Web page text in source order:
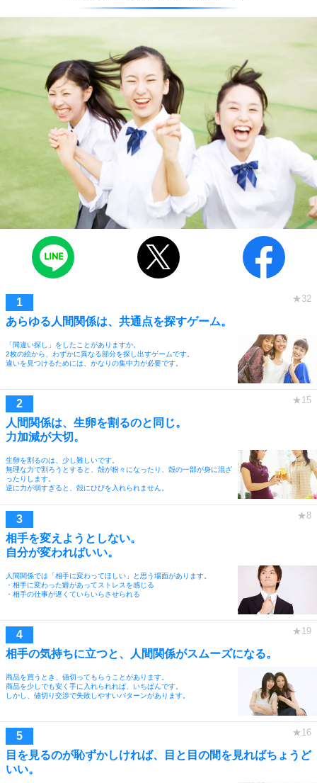
あらゆる人間関係は、共通点を探すゲーム。
「間違い探し」をしたことがありますか。
2枚の絵から、わずかに異なる部分を探し出すゲームです。
違いを見つけるためには、かなりの集中力が必要です。
人間関係は、生卵を割るのと同じ。
力加減が大切。
生卵を割るのは、少し難しいです。
無理な力で割ろうとすると、殻が粉々になったり、殻の一部が身に混ざ
ったりします。
逆に力が弱すぎると、殻にひびを入れられません。
相手を変えようとしない。
自分が変わればいい。
人間関係では「相手に変わってほしい」と思う場面があります。
・相手に変わった癖があってストレスを感じる
・相手の仕事が遅くていらいらさせられる
相手の気持ちに立つと、人間関係がスムーズになる。
商品を買うとき、値切ってもらうことがあります。
商品を少しでも安く手に入れられれば、いちばんです。
しかし、値切り交渉で失敗しやすいパターンがあります。
目を見るのが恥ずかしければ、目と目の間を見ればちょうど
いい。